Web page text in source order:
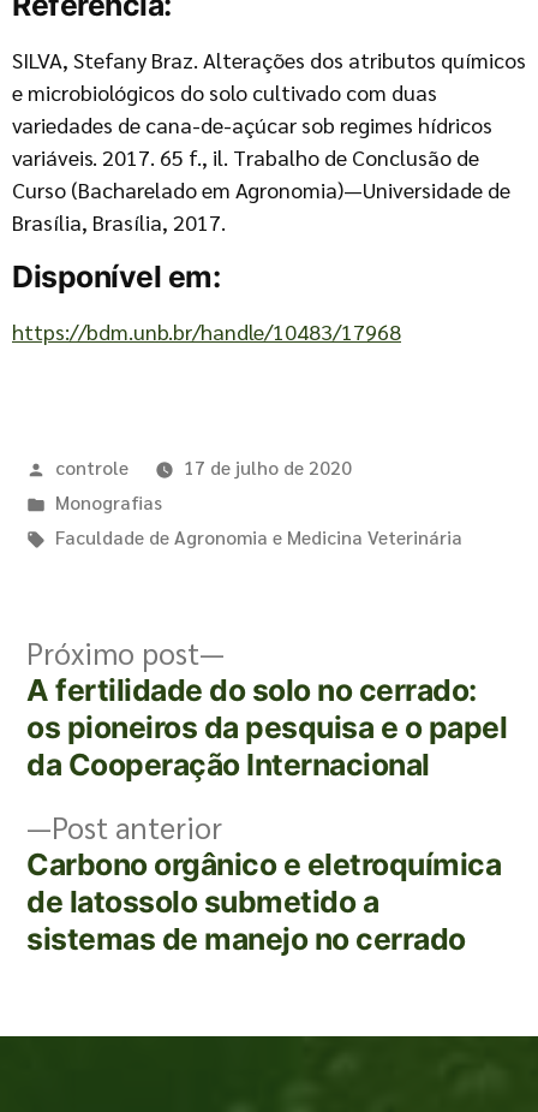
SILVA, Stefany Braz. Alterações dos atributos químicos
e microbiológicos do solo cultivado com duas
variedades de cana-de-açúcar sob regimes hídricos
variáveis. 2017. 65 f., il. Trabalho de Conclusão de
Curso (Bacharelado em Agronomia)—Universidade de
Brasília, Brasília, 2017.
Disponível em:
https://bdm.unb.br/handle/10483/17968
controle
17 de julho de 2020
Monografias
Faculdade de Agronomia e Medicina Veterinária
Post anterior
Carbono orgânico e eletroquímica
de latossolo submetido a
sistemas de manejo no cerrado
Próximo post
A fertilidade do solo no cerrado:
os pioneiros da pesquisa e o papel
da Cooperação Internacional